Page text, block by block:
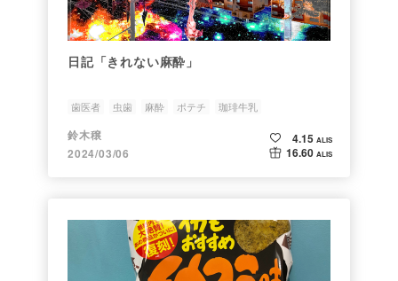
日記「きれない麻酔」
歯医者 虫歯 麻酔 ポテチ 珈琲牛乳
鈴木穣
2024/03/06
4.15 ALIS
16.60 ALIS